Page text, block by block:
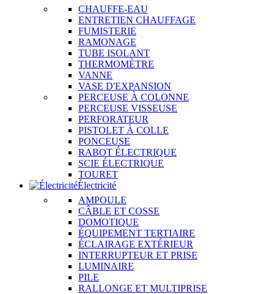
CHAUFFE-EAU
ENTRETIEN CHAUFFAGE
FUMISTERIE
RAMONAGE
TUBE ISOLANT
THERMOMÈTRE
VANNE
VASE D'EXPANSION
PERCEUSE À COLONNE
PERCEUSE VISSEUSE
PERFORATEUR
PISTOLET À COLLE
PONCEUSE
RABOT ÉLECTRIQUE
SCIE ÉLECTRIQUE
TOURET
Électricité
AMPOULE
CÂBLE ET COSSE
DOMOTIQUE
ÉQUIPEMENT TERTIAIRE
ÉCLAIRAGE EXTÉRIEUR
INTERRUPTEUR ET PRISE
LUMINAIRE
PILE
RALLONGE ET MULTIPRISE